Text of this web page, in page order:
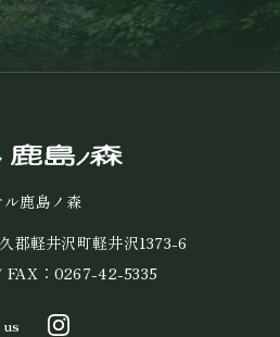
鹿島ノ森
郡軽井沢町軽井沢1373-6
：0267-42-5335